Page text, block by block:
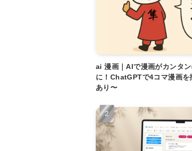
ai 漫画｜AIで漫画がカンタ
に！ChatGPTで4コマ漫画を
あり〜